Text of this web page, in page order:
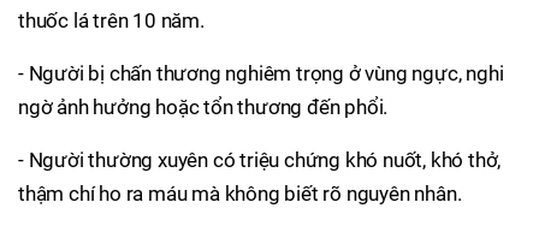
thuốc lá trên 10 năm.
- Người bị chấn thương nghiêm trọng ở vùng ngực, nghi
ngờ ảnh hưởng hoặc tổn thương đến phổi.
- Người thường xuyên có triệu chứng khó nuốt, khó thở,
thậm chí ho ra máu mà không biết rõ nguyên nhân.